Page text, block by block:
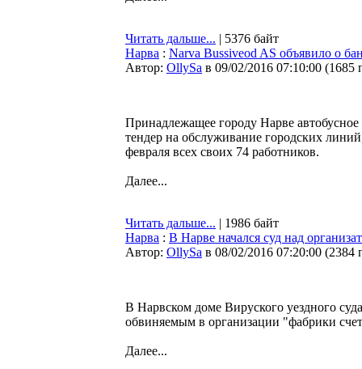
Читать дальше... | 5376 байт
Нарва : Narva Bussiveod AS объявило о
Автор: OllySa в 09/02/2016 07:10:00 (1685
Принадлежащее городу Нарве
тендер на обслуживание городских
февраля всех своих 74 работников.
Далее...
Читать дальше... | 1986 байт
Нарва : В Нарве начался суд над
Автор: OllySa в 08/02/2016 07:20:00 (2384
В Нарвском доме Вируского уездного
обвиняемым в организации "фабрики
Далее...